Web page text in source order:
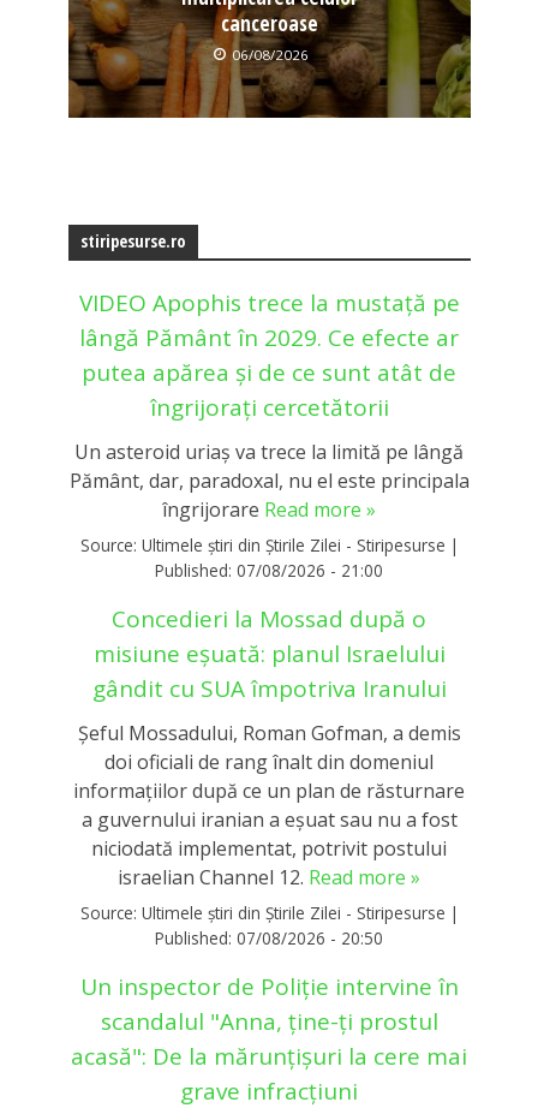
canceroase
06/08/2026
stiripesurse.ro
VIDEO Apophis trece la mustață pe
lângă Pământ în 2029. Ce efecte ar
putea apărea și de ce sunt atât de
îngrijorați cercetătorii
Un asteroid uriaș va trece la limită pe lângă
Pământ, dar, paradoxal, nu el este principala
îngrijorare Read more »
Source: Ultimele știri din Știrile Zilei - Stiripesurse |
Published: 07/08/2026 - 21:00
Concedieri la Mossad după o
misiune eșuată: planul Israelului
gândit cu SUA împotriva Iranului
Șeful Mossadului, Roman Gofman, a demis
doi oficiali de rang înalt din domeniul
informațiilor după ce un plan de răsturnare
a guvernului iranian a eșuat sau nu a fost
niciodată implementat, potrivit postului
israelian Channel 12. Read more »
Source: Ultimele știri din Știrile Zilei - Stiripesurse |
Published: 07/08/2026 - 20:50
Un inspector de Poliție intervine în
scandalul "Anna, ține-ți prostul
acasă": De la mărunțișuri la cere mai
grave infracțiuni